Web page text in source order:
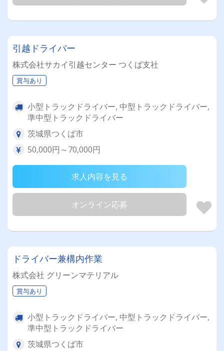
引越ドライバー
株式会社サカイ引越センター つくば支社
賞与あり
小型トラックドライバー, 中型トラックドライバー,
準中型トラックドライバー
茨城県つくば市
50,000円～70,000円
求人内容を見る
オンライン応募
ドライバー兼構内作業
株式会社 グリーンマテリアル
賞与あり
小型トラックドライバー, 中型トラックドライバー,
準中型トラックドライバー
茨城県つくば市